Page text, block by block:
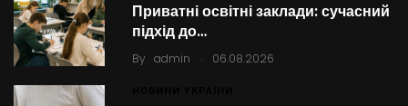
Приватні освітні заклади: сучасний
підхід до…
By admin . 06.08.2026